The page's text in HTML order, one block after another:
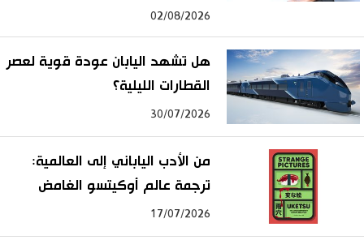
02/08/2026
هل تشهد اليابان عودة قوية لعصر
القطارات الليلية؟
30/07/2026
من الأدب الياباني إلى العالمية:
ترجمة عالم أوكيتسو الغامض
17/07/2026